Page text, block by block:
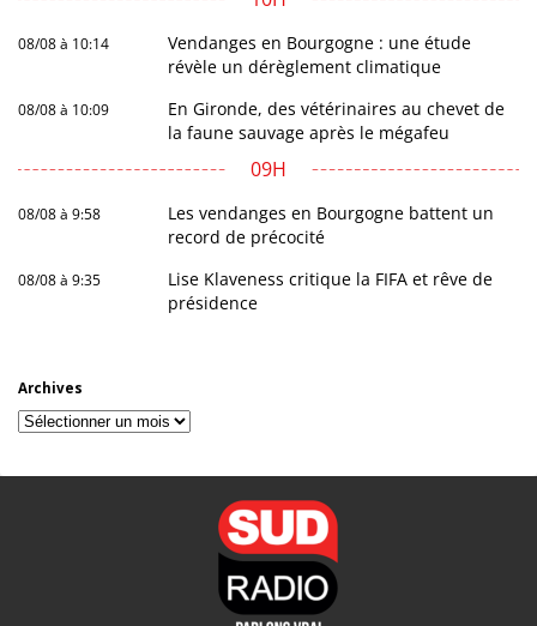
08/08 à 10:14
Vendanges en Bourgogne : une étude
révèle un dérèglement climatique
08/08 à 10:09
En Gironde, des vétérinaires au chevet de
la faune sauvage après le mégafeu
09H
08/08 à 9:58
Les vendanges en Bourgogne battent un
record de précocité
08/08 à 9:35
Lise Klaveness critique la FIFA et rêve de
présidence
Archives
Archives